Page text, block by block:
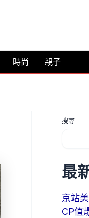
時尚 親子
搜尋
最
京站
CP值